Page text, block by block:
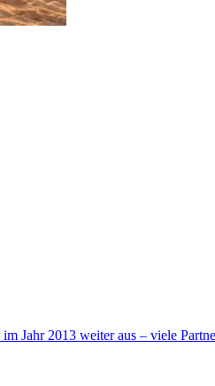
Jahr 2013 weiter aus – viele